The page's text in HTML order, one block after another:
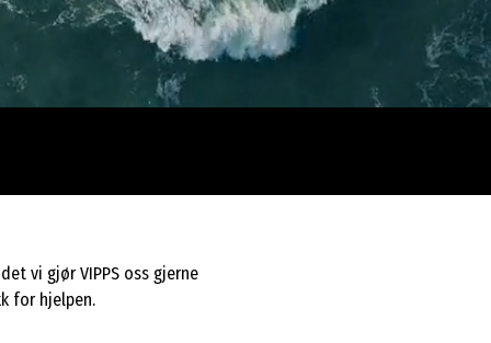
vi gjør VIPPS oss gjerne
for hjelpen.